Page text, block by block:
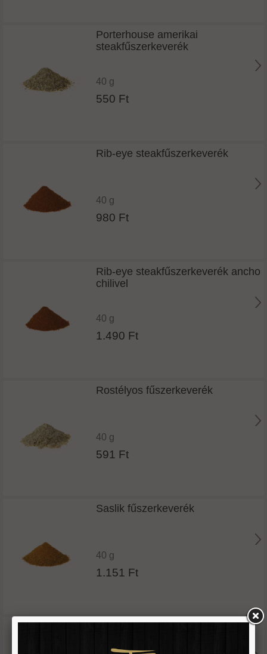
Porterhouse amerikai
steakfűszerkeverék
40 g
550 Ft
Rib-eye steakfűszerkeverék
40 g
980 Ft
Rib-eye steakfűszerkeverék ancho
chilivel
40 g
1.490 Ft
Rostélyos fűszerkeverék
40 g
591 Ft
Saslik fűszerkeverék
40 g
1.151 Ft